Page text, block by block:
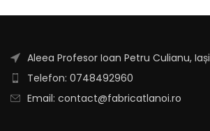
Aleea Profesor Ioan Petru Culianu, Iași
Telefon: 0748492960
Email: contact@fabricatlanoi.ro